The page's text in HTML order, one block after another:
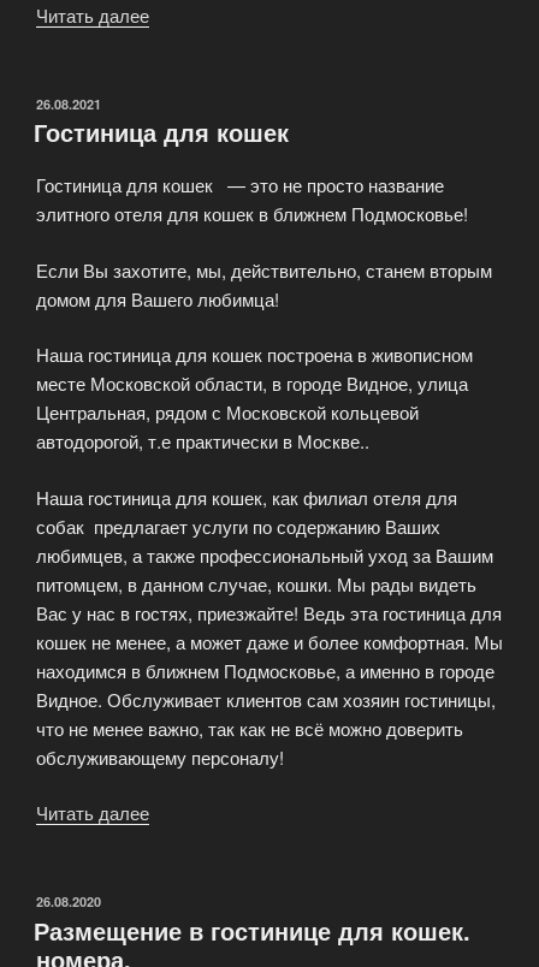
Читать далее
кошек.
животных
и
ОПУБЛИКОВАНО
26.08.2021
Гостиница для кошек
Гостиница для кошек — это не просто название
элитного отеля для кошек в ближнем Подмосковье!
Если Вы захотите, мы, действительно, станем вторым
домом для Вашего любимца!
Наша гостиница для кошек построена в живописном
месте Московской области, в городе Видное, улица
Центральная, рядом с Московской кольцевой
автодорогой, т.е практически в Москве..
Наша гостиница для кошек, как филиал отеля для
собак предлагает услуги по содержанию Ваших
любимцев, а также профессиональный уход за Вашим
питомцем, в данном случае, кошки. Мы рады видеть
Вас у нас в гостях, приезжайте! Ведь эта гостиница для
кошек не менее, а может даже и более комфортная. Мы
находимся в ближнем Подмосковье, а именно в городе
Видное. Обслуживает клиентов сам хозяин гостиницы,
что не менее важно, так как не всё можно доверить
обслуживающему персоналу!
Читать далее
ОПУБЛИКОВАНО
26.08.2020
Размещение в гостинице для кошек.
номера.